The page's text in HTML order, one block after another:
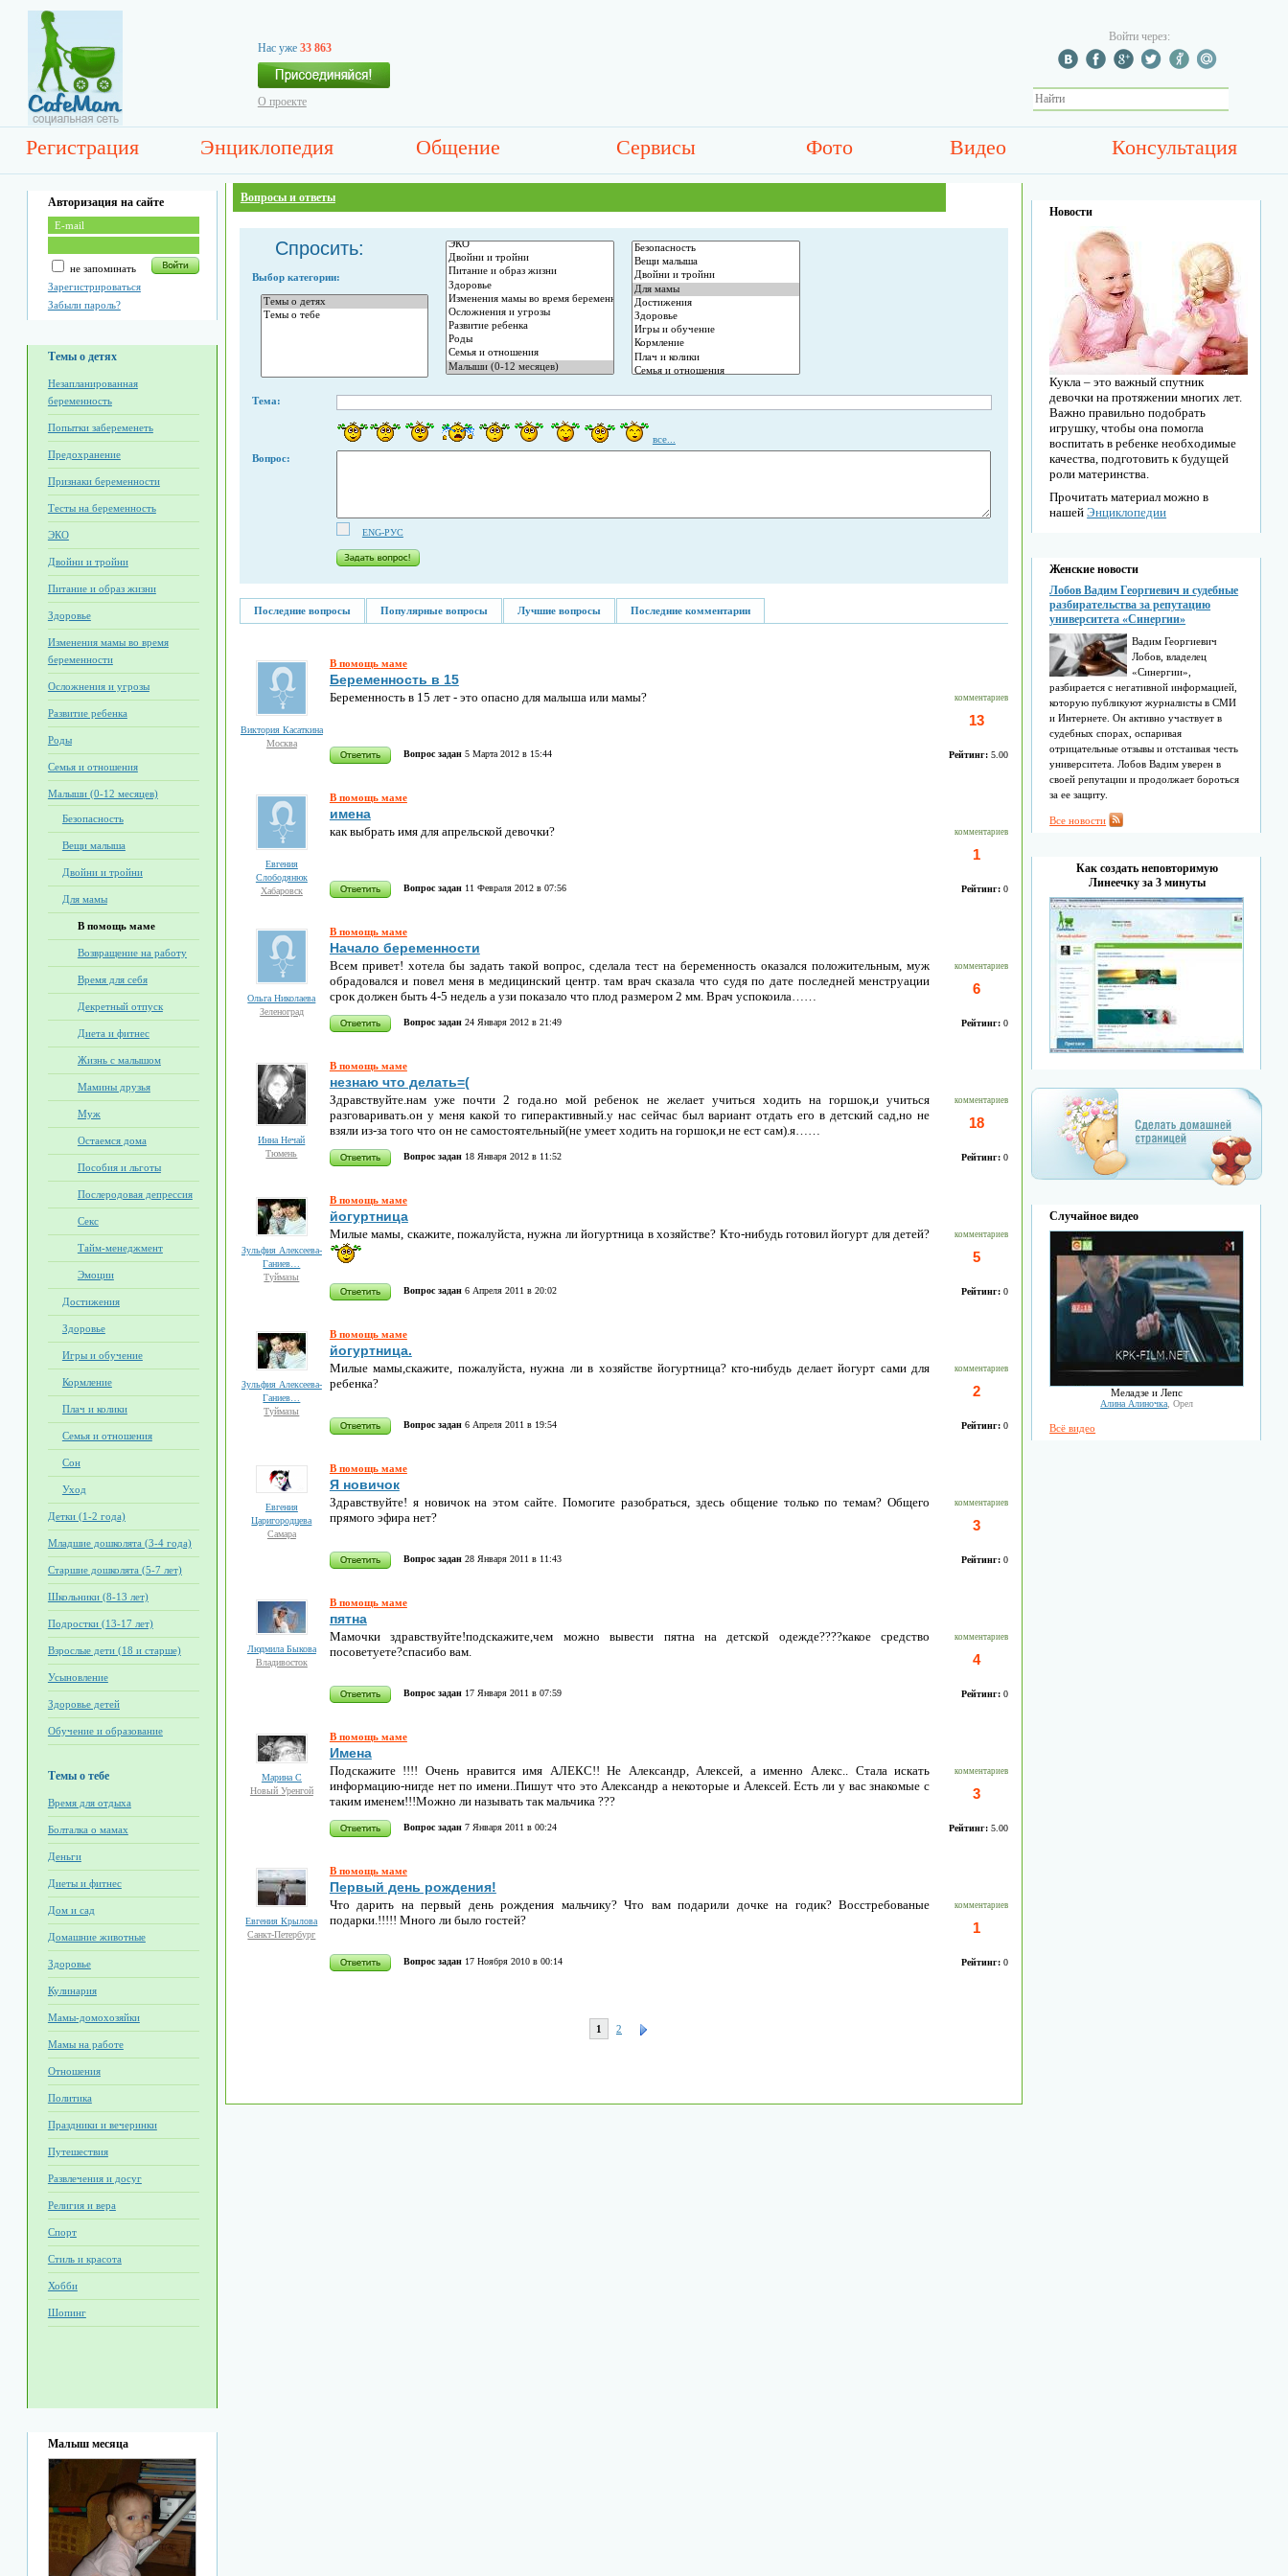
Нас уже 33 863
О проекте
Войти через:
Регистрация Энциклопедия Общение Сервисы Фото Видео Консультация
Авторизация на сайте
не запоминать
Зарегистрироваться
Забыли пароль?
Темы о детях
Незапланированная
беременность
Попытки забеременеть
Предохранение
Признаки беременности
Тесты на беременность
ЭКО
Двойни и тройни
Питание и образ жизни
Здоровье
Изменения мамы во время
беременности
Осложнения и угрозы
Развитие ребенка
Роды
Семья и отношения
Малыши (0-12 месяцев)
Безопасность
Вещи малыша
Двойни и тройни
Для мамы
В помощь маме
Возвращение на работу
Время для себя
Декретный отпуск
Диета и фитнес
Жизнь с малышом
Мамины друзья
Муж
Остаемся дома
Пособия и льготы
Послеродовая депрессия
Секс
Тайм-менеджмент
Эмоции
Достижения
Здоровье
Игры и обучение
Кормление
Плач и колики
Семья и отношения
Сон
Уход
Детки (1-2 года)
Младшие дошколята (3-4 года)
Старшие дошколята (5-7 лет)
Школьники (8-13 лет)
Подростки (13-17 лет)
Взрослые дети (18 и старше)
Усыновление
Здоровье детей
Обучение и образование
Темы о тебе
Время для отдыха
Болталка о мамах
Деньги
Диеты и фитнес
Дом и сад
Домашние животные
Здоровье
Кулинария
Мамы-домохозяйки
Мамы на работе
Отношения
Политика
Праздники и вечеринки
Путешествия
Развлечения и досуг
Религия и вера
Спорт
Стиль и красота
Хобби
Шопинг
Малыш месяца
Вопросы и ответы
Спросить:
Выбор категории:
Тема:
все...
Вопрос:
ENG-РУС
Последние вопросы Популярные вопросы Лучшие вопросы Последние комментарии
Виктория Касаткина
Москва
В помощь маме
Беременность в 15
Беременность в 15 лет - это опасно для малыша или мамы? комментариев
13
Вопрос задан5 Марта 2012 в 15:44 Рейтинг:5.00
Евгения
Слободянюк
Хабаровск
В помощь маме
имена
как выбрать имя для апрельской девочки? комментариев
1
Вопрос задан11 Февраля 2012 в 07:56 Рейтинг:0
Ольга Николаева
Зеленоград
В помощь маме
Начало беременности
Всем привет! хотела бы задать такой вопрос, сделала тест на беременность оказался положительным, муж
обрадовался и повел меня в медицинский центр. там врач сказала что судя по дате последней менструации
срок должен быть 4-5 недель а узи показало что плод размером 2 мм. Врач успокоила……
комментариев
6
Вопрос задан24 Января 2012 в 21:49 Рейтинг:0
Инна Нечай
Тюмень
В помощь маме
незнаю что делать=(
Здравствуйте.нам уже почти 2 года.но мой ребенок не желает учиться ходить на горшок,и учиться
разговаривать.он у меня какой то гиперактивный.у нас сейчас был вариант отдать его в детский сад,но не
взяли из-за того что он не самостоятельный(не умеет ходить на горшок,и не ест сам).я……
комментариев
18
Вопрос задан18 Января 2012 в 11:52 Рейтинг:0
Зульфия Алексеева-
Ганиев…
Туймазы
В помощь маме
йогуртница
Милые мамы, скажите, пожалуйста, нужна ли йогуртница в хозяйстве? Кто-нибудь готовил йогурт для детей? комментариев
5
Вопрос задан6 Апреля 2011 в 20:02 Рейтинг:0
Зульфия Алексеева-
Ганиев…
Туймазы
В помощь маме
йогуртница.
Милые мамы,скажите, пожалуйста, нужна ли в хозяйстве йогуртница? кто-нибудь делает йогурт сами для
ребенка?
комментариев
2
Вопрос задан6 Апреля 2011 в 19:54 Рейтинг:0
Евгения
Царигородцева
Самара
В помощь маме
Я новичок
Здравствуйте! я новичок на этом сайте. Помогите разобраться, здесь общение только по темам? Общего
прямого эфира нет?
комментариев
3
Вопрос задан28 Января 2011 в 11:43 Рейтинг:0
Людмила Быкова
Владивосток
В помощь маме
пятна
Мамочки здравствуйте!подскажите,чем можно вывести пятна на детской одежде????какое средство
посоветуете?спасибо вам.
комментариев
4
Вопрос задан17 Января 2011 в 07:59 Рейтинг:0
Марина С
Новый Уренгой
В помощь маме
Имена
Подскажите !!!! Очень нравится имя АЛЕКС!! Не Александр, Алексей, а именно Алекс.. Стала искать
информацию-нигде нет по имени..Пишут что это Александр а некоторые и Алексей. Есть ли у вас знакомые с
таким именем!!!Можно ли называть так мальчика ???
комментариев
3
Вопрос задан7 Января 2011 в 00:24 Рейтинг:5.00
Евгения Крылова
Санкт-Петербург
В помощь маме
Первый день рождения!
Что дарить на первый день рождения мальчику? Что вам подарили дочке на годик? Восстребованые
подарки.!!!!! Много ли было гостей?
комментариев
1
Вопрос задан17 Ноября 2010 в 00:14 Рейтинг:0
1 2
Новости
Кукла – это важный спутник
девочки на протяжении многих лет.
Важно правильно подобрать
игрушку, чтобы она помогла
воспитать в ребенке необходимые
качества, подготовить к будущей
роли материнства.
Прочитать материал можно в
нашейЭнциклопедии
Женские новости
Лобов Вадим Георгиевич и судебные
разбирательства за репутацию
университета «Синергии»
Вадим Георгиевич
Лобов, владелец
«Синергии»,
разбирается с негативной информацией,
которую публикуют журналисты в СМИ
и Интернете. Он активно участвует в
судебных спорах, оспаривая
отрицательные отзывы и отстаивая честь
университета. Лобов Вадим уверен в
своей репутации и продолжает бороться
за ее защиту.
Все новости
Как создать неповторимую
Линеечку за 3 минуты
Случайное видео
Меладзе и Лепс
Алина Алиночка , Орел
Всё видео